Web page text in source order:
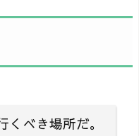
べき場所だ。